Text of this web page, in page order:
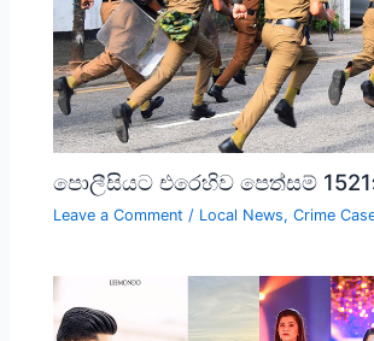
පොලීසියට එරෙහිව පෙත්සම්
Leave a Comment / Local News,Crime